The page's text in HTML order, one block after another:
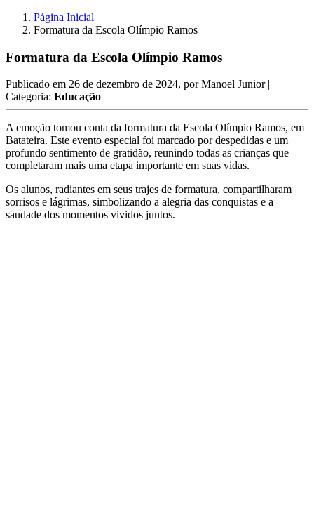
Página Inicial
Formatura da Escola Olímpio Ramos
Formatura da Escola Olímpio Ramos
Publicado em 26 de dezembro de 2024, porManoel Junior |
Categoria: Educação
A emoção tomou conta da formatura da Escola Olímpio Ramos, em
Batateira. Este evento especial foi marcado por despedidas e um
profundo sentimento de gratidão, reunindo todas as crianças que
completaram mais uma etapa importante em suas vidas.
Os alunos, radiantes em seus trajes de formatura, compartilharam
sorrisos e lágrimas, simbolizando a alegria das conquistas e a
saudade dos momentos vividos juntos.